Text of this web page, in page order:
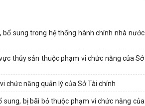
bổ sung trong hệ thống hành chính nhà nước
thủy sản thuộc phạm vi chức năng của Sở
chức năng quản lý của Sở Tài chính
sung, bị bãi bỏ thuộc phạm vi chức năng của